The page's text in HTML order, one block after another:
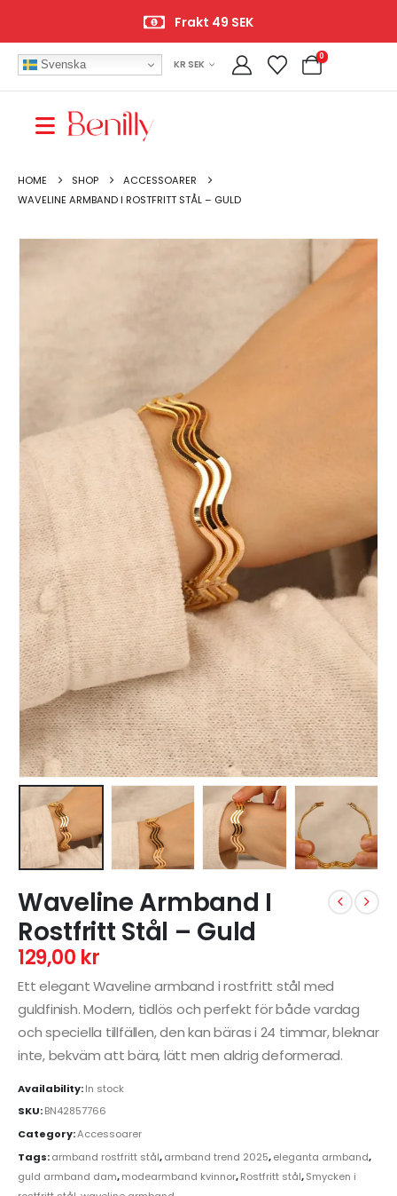
Frakt 49 SEK
Svenska KR SEK
0
HOME SHOP
ACCESSOARER
WAVELINE ARMBAND I ROSTFRITT STÅL – GULD
Waveline Armband I
Rostfritt Stål – Guld
129,00 kr
Ett elegant Waveline armband i rostfritt stål med
guldfinish. Modern, tidlös och perfekt för både vardag
och speciella tillfällen, den kan bäras i 24 timmar, bleknar
inte, bekväm att bära, lätt men aldrig deformerad.
Availability:In stock
SKU:BN42857766
Category:Accessoarer
Tags:armband rostfritt stål,armband trend 2025,eleganta armband,
guld armband dam,modearmband kvinnor,Rostfritt stål,Smycken i